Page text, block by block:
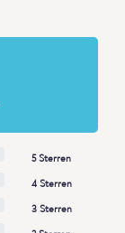
5 Sterren
4 Sterren
3 Sterren